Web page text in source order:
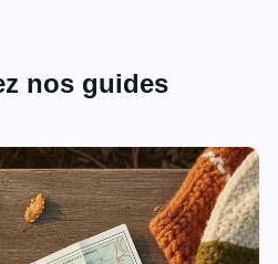
nos guides